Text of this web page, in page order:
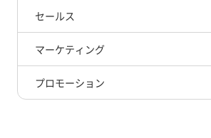
セールス
マーケティング
プロモーション